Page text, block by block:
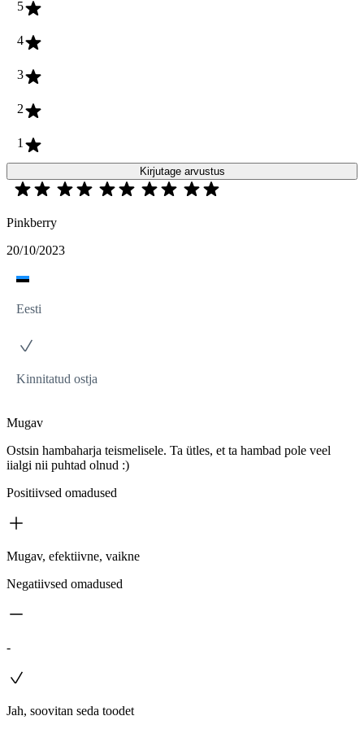
5
4
3
2
1
Kirjutage arvustus
Pinkberry
20/10/2023
Eesti
Kinnitatud ostja
Mugav
Ostsin hambaharja teismelisele. Ta ütles, et ta hambad pole veel
iialgi nii puhtad olnud :)
Positiivsed omadused
Mugav, efektiivne, vaikne
Negatiivsed omadused
-
Jah, soovitan seda toodet